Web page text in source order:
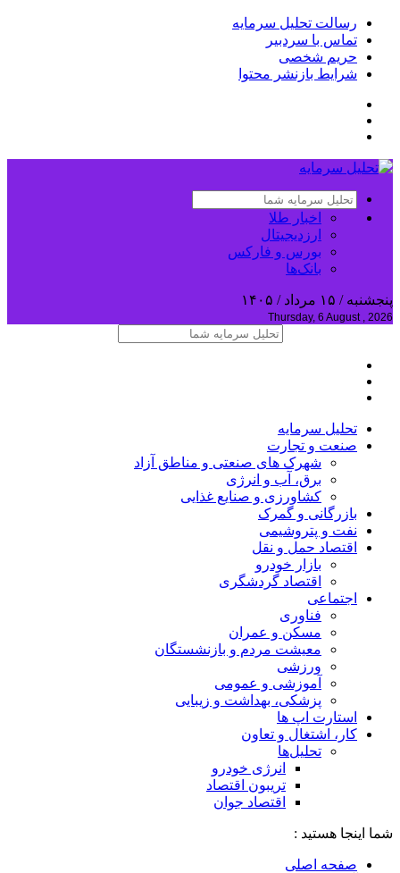
رسالت تحلیل سرمایه
تماس با سردبیر
حریم شخصی
شرایط بازنشر محتوا
اخبار طلا
ارزدیجیتال
بورس و فارکس
بانک‌ها
پنجشنبه / ۱۵ مرداد / ۱۴۰۵
Thursday, 6 August , 2026
تحلیل‌ سرمایه
صنعت و تجارت
شهرک های صنعتی و مناطق آزاد
برق، آب و انرژی
کشاورزی و صنایع غذایی
بازرگانی و گمرک
نفت و پتروشیمی
اقتصاد حمل و نقل
بازار خودرو
اقتصاد گردشگری
اجتماعی
فناوری
مسکن و عمران
معیشت مردم و بازنشستگان
ورزشی
آموزشی و عمومی
پزشکی، بهداشت و زیبایی
استارت اپ ها
کار، اشتغال و تعاون
تحلیل‌ها
انرژی خودرو
تریبون اقتصاد
اقتصاد جوان
شما اینجا هستید :
صفحه اصلی